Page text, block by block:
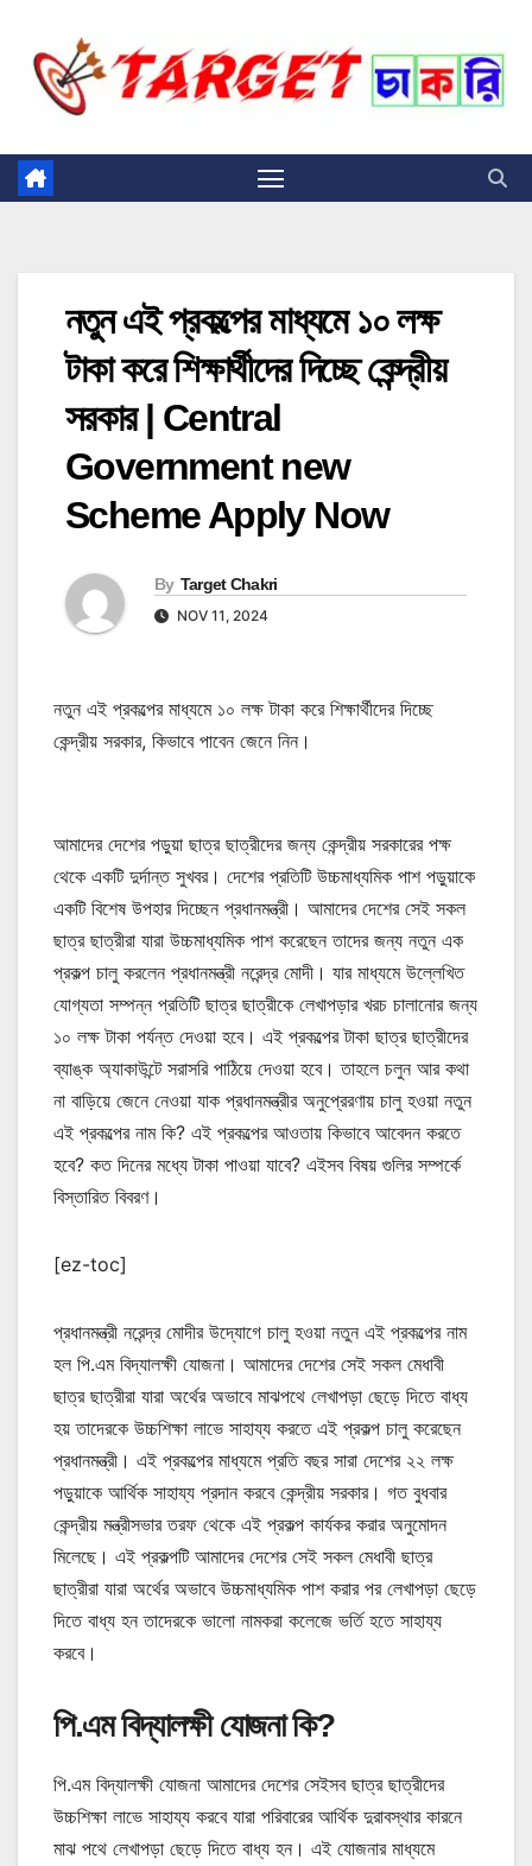
content
নতুন এই প্রকল্পের মাধ্যমে ১০ লক্ষ
টাকা করে শিক্ষার্থীদের দিচ্ছে কেন্দ্রীয়
সরকার | Central
Government new
Scheme Apply Now
By Target Chakri
NOV 11, 2024
নতুন এই প্রকল্পের মাধ্যমে ১০ লক্ষ টাকা করে শিক্ষার্থীদের দিচ্ছে
কেন্দ্রীয় সরকার, কিভাবে পাবেন জেনে নিন।
আমাদের দেশের পড়ুয়া ছাত্র ছাত্রীদের জন্য কেন্দ্রীয় সরকারের পক্ষ
থেকে একটি দুর্দান্ত সুখবর। দেশের প্রতিটি উচ্চমাধ্যমিক পাশ পড়ুয়াকে
একটি বিশেষ উপহার দিচ্ছেন প্রধানমন্ত্রী। আমাদের দেশের সেই সকল
ছাত্র ছাত্রীরা যারা উচ্চমাধ্যমিক পাশ করেছেন তাদের জন্য নতুন এক
প্রকল্প চালু করলেন প্রধানমন্ত্রী নরেন্দ্র মোদী। যার মাধ্যমে উল্লেখিত
যোগ্যতা সম্পন্ন প্রতিটি ছাত্র ছাত্রীকে লেখাপড়ার খরচ চালানোর জন্য
১০ লক্ষ টাকা পর্যন্ত দেওয়া হবে। এই প্রকল্পের টাকা ছাত্র ছাত্রীদের
ব্যাঙ্ক অ্যাকাউন্টে সরাসরি পাঠিয়ে দেওয়া হবে। তাহলে চলুন আর কথা
না বাড়িয়ে জেনে নেওয়া যাক প্রধানমন্ত্রীর অনুপ্রেরণায় চালু হওয়া নতুন
এই প্রকল্পের নাম কি? এই প্রকল্পের আওতায় কিভাবে আবেদন করতে
হবে? কত দিনের মধ্যে টাকা পাওয়া যাবে? এইসব বিষয় গুলির সম্পর্কে
বিস্তারিত বিবরণ।
[ez-toc]
প্রধানমন্ত্রী নরেন্দ্র মোদীর উদ্যোগে চালু হওয়া নতুন এই প্রকল্পের নাম
হল পি.এম বিদ্যালক্ষী যোজনা। আমাদের দেশের সেই সকল মেধাবী
ছাত্র ছাত্রীরা যারা অর্থের অভাবে মাঝপথে লেখাপড়া ছেড়ে দিতে বাধ্য
হয় তাদেরকে উচ্চশিক্ষা লাভে সাহায্য করতে এই প্রকল্প চালু করেছেন
প্রধানমন্ত্রী। এই প্রকল্পের মাধ্যমে প্রতি বছর সারা দেশের ২২ লক্ষ
পড়ুয়াকে আর্থিক সাহায্য প্রদান করবে কেন্দ্রীয় সরকার। গত বুধবার
কেন্দ্রীয় মন্ত্রীসভার তরফ থেকে এই প্রকল্প কার্যকর করার অনুমোদন
মিলেছে। এই প্রকল্পটি আমাদের দেশের সেই সকল মেধাবী ছাত্র
ছাত্রীরা যারা অর্থের অভাবে উচ্চমাধ্যমিক পাশ করার পর লেখাপড়া ছেড়ে
দিতে বাধ্য হন তাদেরকে ভালো নামকরা কলেজে ভর্তি হতে সাহায্য
করবে।
পি.এম বিদ্যালক্ষী যোজনা কি?
পি.এম বিদ্যালক্ষী যোজনা আমাদের দেশের সেইসব ছাত্র ছাত্রীদের
উচ্চশিক্ষা লাভে সাহায্য করবে যারা পরিবারের আর্থিক দুরাবস্থার কারনে
মাঝ পথে লেখাপড়া ছেড়ে দিতে বাধ্য হন। এই যোজনার মাধ্যমে